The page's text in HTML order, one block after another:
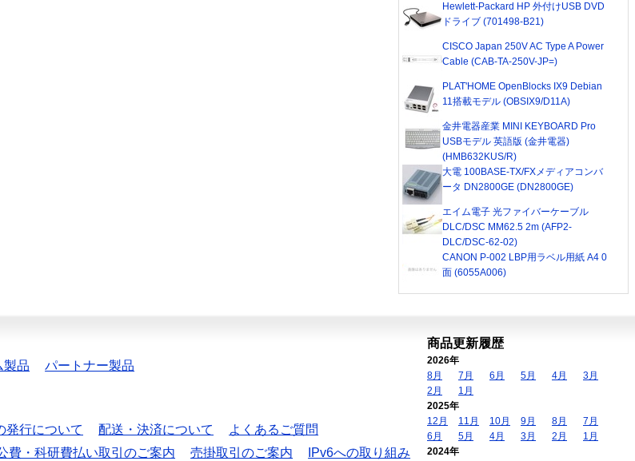
Hewlett-Packard HP 外付けUSB DVD
ドライブ (701498-B21)
CISCO Japan 250V AC Type A Power
Cable (CAB-TA-250V-JP=)
PLAT'HOME OpenBlocks IX9 Debian
11搭載モデル (OBSIX9/D11A)
金井電器産業 MINI KEYBOARD Pro
USBモデル 英語版 (金井電器)
(HMB632KUS/R)
大電 100BASE-TX/FXメディアコンバ
ータ DN2800GE (DN2800GE)
エイム電子 光ファイバーケーブル
DLC/DSC MM62.5 2m (AFP2-
DLC/DSC-62-02)
CANON P-002 LBP用ラベル用紙 A4 0
面 (6055A006)
製品 パートナー製品
発行について 配送・決済について
よくあるご質問
費・科研費払い取引のご案内 売掛取引のご案内
IPv6への取り組み
商品更新履歴
2026年
8月
7月 6月 5月 4月
3月
2月
1月
2025年
12月
11月 10月 9月 8月
7月
6月
5月 4月 3月 2月
1月
2024年